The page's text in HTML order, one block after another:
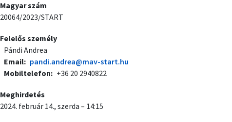
Magyar szám
20064/2023/START
Felelős személy
Pándi Andrea
Email
pandi.andrea@mav-start.hu
Mobiltelefon
+36 20 2940822
Meghirdetés
2024. február 14., szerda – 14:15